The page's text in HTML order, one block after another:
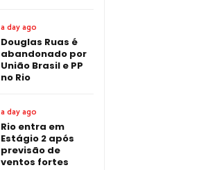
a day ago
Douglas Ruas é
abandonado por
União Brasil e PP
no Rio
a day ago
Rio entra em
Estágio 2 após
previsão de
ventos fortes